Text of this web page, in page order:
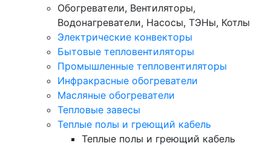
Обогреватели, Вентиляторы,
Водонагреватели, Насосы, ТЭНы, Котлы
Электрические конвекторы
Бытовые тепловентиляторы
Промышленные тепловентиляторы
Инфракрасные обогреватели
Масляные обогреватели
Тепловые завесы
Теплые полы и греющий кабель
Теплые полы и греющий кабель